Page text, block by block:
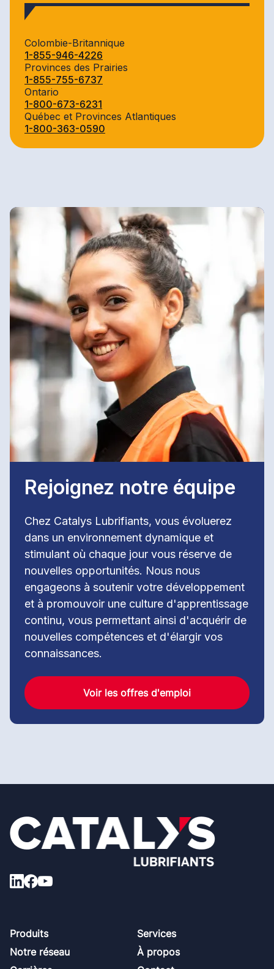
Colombie-Britannique
1-855-946-4226
Provinces des Prairies
1-855-755-6737
Ontario
1-800-673-6231
Québec et Provinces Atlantiques
1-800-363-0590
Rejoignez notre équipe
Chez Catalys Lubrifiants, vous évoluerez
dans un environnement dynamique et
stimulant où chaque jour vous réserve de
nouvelles opportunités. Nous nous
engageons à soutenir votre développement
et à promouvoir une culture d'apprentissage
continu, vous permettant ainsi d'acquérir de
nouvelles compétences et d'élargir vos
connaissances.
Voir les offres d'emploi
Footer
Produits
Services
Notre réseau
À propos